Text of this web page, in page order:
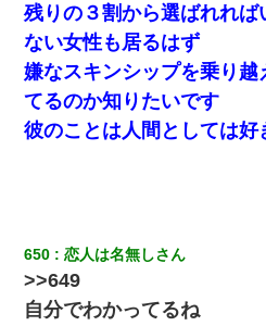
【復讐】義兄嫁「生活費、足りな
わけないでしょｗｗｗｗ」→ 理由
（あまりにも希望通り）
生保レディと行為する為に駆け引
ｗｗｗｗｗ
義兄嫁「娘が大学に入ったら下宿さ
旋のアパートに行け」→ 旦那が義
ろ！」とキレて・・・
残りの３割から選ばれれ
ない女性も居るはず
嫌なスキンシップを乗り
てるのか知りたいです
彼のことは人間としては好
650 恋人は名無しさん
>>649
自分でわかってるね